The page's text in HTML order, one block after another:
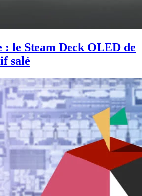
: le Steam Deck OLED de
salé